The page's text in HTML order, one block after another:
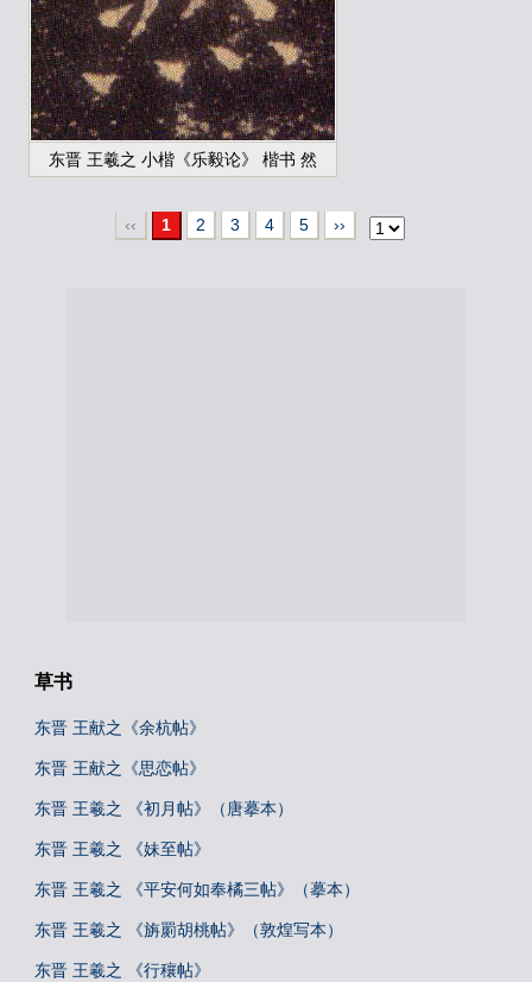
东晋 王羲之 小楷《乐毅论》 楷书 然
‹‹ 1 2 3 4 5 ››
草书
东晋 王献之《余杭帖》
东晋 王献之《思恋帖》
东晋 王羲之 《初月帖》（唐摹本）
东晋 王羲之 《妹至帖》
东晋 王羲之 《平安何如奉橘三帖》（摹本）
东晋 王羲之 《旃罽胡桃帖》（敦煌写本）
东晋 王羲之 《行穰帖》